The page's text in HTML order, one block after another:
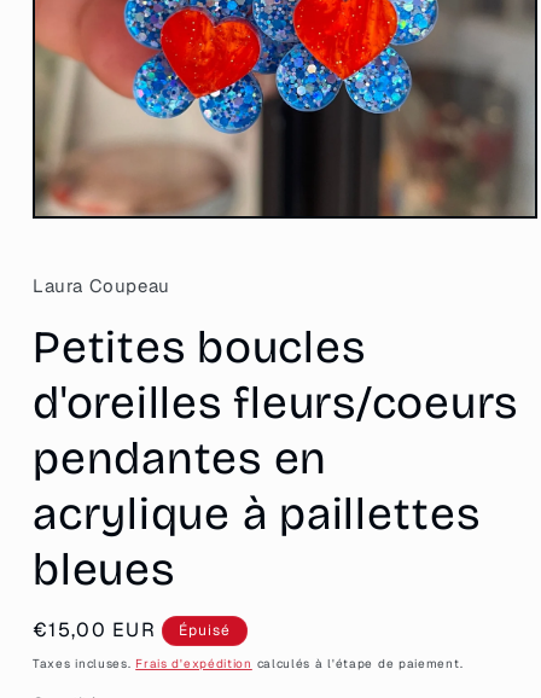
Ouvrir
1
dans
fenêtre
modale
Laura Coupeau
Petites boucles
d'oreilles fleurs/coeurs
pendantes en
acrylique à paillettes
bleues
Prix
habituel
€15,00 EUR Épuisé
Taxes incluses. Frais d'expédition calculés à l'étape de paiement.